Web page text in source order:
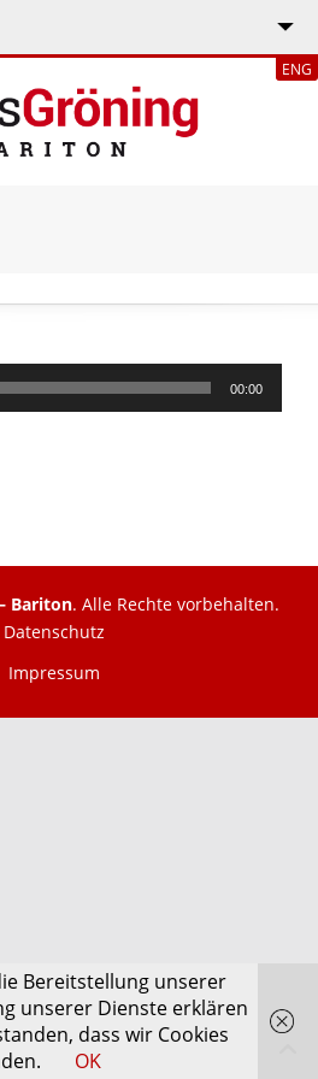
ENG
00:00
Bariton. Alle Rechte vorbehalten.
Datenschutz
Impressum
Bereitstellung unserer
unserer Dienste erklären
dass wir Cookies
OK